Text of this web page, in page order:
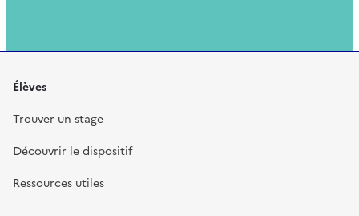
Élèves
Trouver un stage
Découvrir le dispositif
Ressources utiles